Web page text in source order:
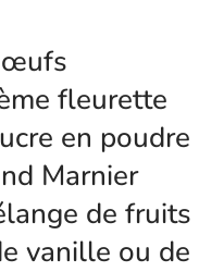
fleurette
en poudre
Marnier
de
vanille ou